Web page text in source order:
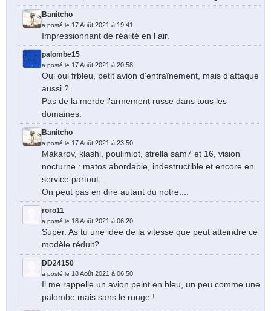
Banitcho
a posté le 17 Août 2021 à 19:41
Impressionnant de réalité en l air.
palombe15
a posté le 17 Août 2021 à 20:58
Oui oui frbleu, petit avion d'entraînement, mais d'attaque
aussi ?.
Pas de la merde l'armement russe dans tous les
domaines.
Banitcho
a posté le 17 Août 2021 à 23:50
Makarov, klashi, poulimiot, strella sam7 et 16, vision
nocturne : matos abordable, indestructible et encore en
service partout..
On peut pas en dire autant du notre....
roro11
a posté le 18 Août 2021 à 06:20
Super. As tu une idée de la vitesse que peut atteindre ce
modèle réduit?
DD24150
a posté le 18 Août 2021 à 06:50
Il me rappelle un avion peint en bleu, un peu comme une
palombe mais sans le rouge !